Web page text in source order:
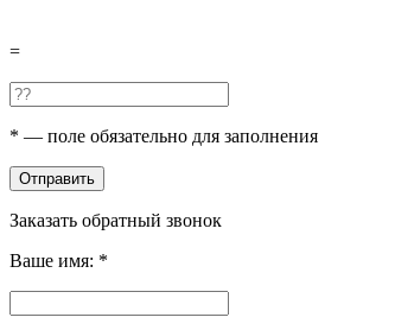
=
* — поле обязательно для заполнения
Отправить
Заказать обратный звонок
Ваше имя: *